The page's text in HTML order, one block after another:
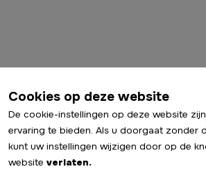
Cookies op deze website
De cookie-instellingen op deze website
ervaring te bieden. Als u doorgaat zonder
kunt uw instellingen wijzigen door op de
website verlaten.